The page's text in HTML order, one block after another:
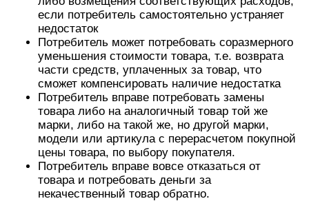
если потребитель самостоятельно устраняет
недостаток
Потребитель может потребовать соразмерного
уменьшения стоимости товара, т.е. возврата
части средств, уплаченных за товар, что
сможет компенсировать наличие недостатка
Потребитель вправе потребовать замены
товара либо на аналогичный товар той же
марки, либо на такой же, но другой марки,
модели или артикула с перерасчетом покупной
цены товара, по выбору покупателя.
Потребитель вправе вовсе отказаться от
товара и потребовать деньги за
некачественный товар обратно.